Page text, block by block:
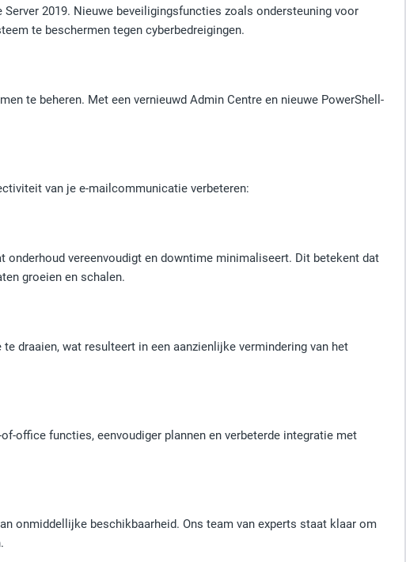
2019. Nieuwe beveiligingsfuncties zoals ondersteuning voor
te beschermen tegen cyberbedreigingen.
te beheren. Met een vernieuwd Admin Centre en nieuwe PowerShell-
van je e-mailcommunicatie verbeteren:
vereenvoudigt en downtime minimaliseert. Dit betekent dat
groeien en schalen.
draaien, wat resulteert in een aanzienlijke vermindering van het
office functies, eenvoudiger plannen en verbeterde integratie met
onmiddellijke beschikbaarheid. Ons team van experts staat klaar om